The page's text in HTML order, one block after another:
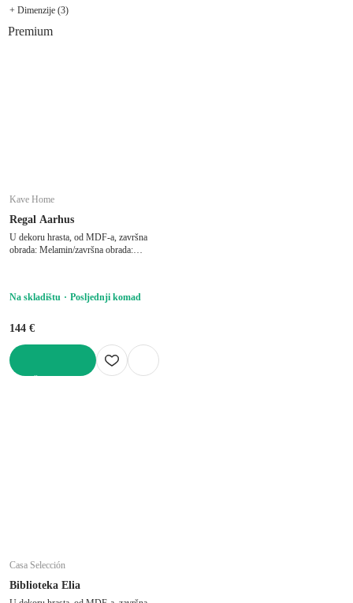
+ Dimenzije (3)
Premium
Kave Home
Regal Aarhus
U dekoru hrasta, od MDF-a, završna
obrada: Melamin/završna obrada:
Na skladištu
Posljednji komad
144 €
Casa Selección
Biblioteka Elia